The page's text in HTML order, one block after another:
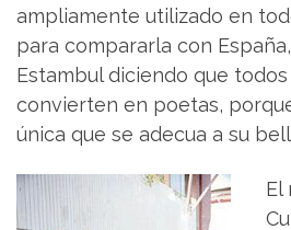
ampliamente utilizado en
para compararla con
Estambul diciendo que
convierten en poetas,
única que se adecua a su
El